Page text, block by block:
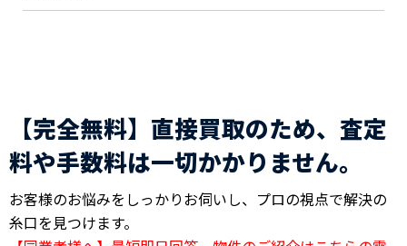
【完全無料】直接買取のため、査定
料や手数料は一切かかりません。
お客様のお悩みをしっかりお伺いし、プロの視点で解決の
糸口を見つけます。